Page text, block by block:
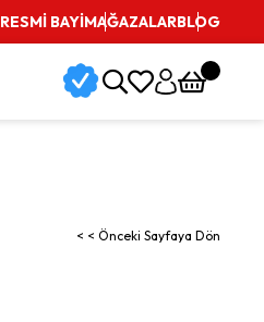
RESMİ BAYİMAĞAZALARBLOG
< < Önceki Sayfaya Dön